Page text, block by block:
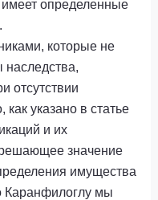
определенные
которые не
отсутствии
указано в статье
и их
значение
имущества
Каранфилоглу мы